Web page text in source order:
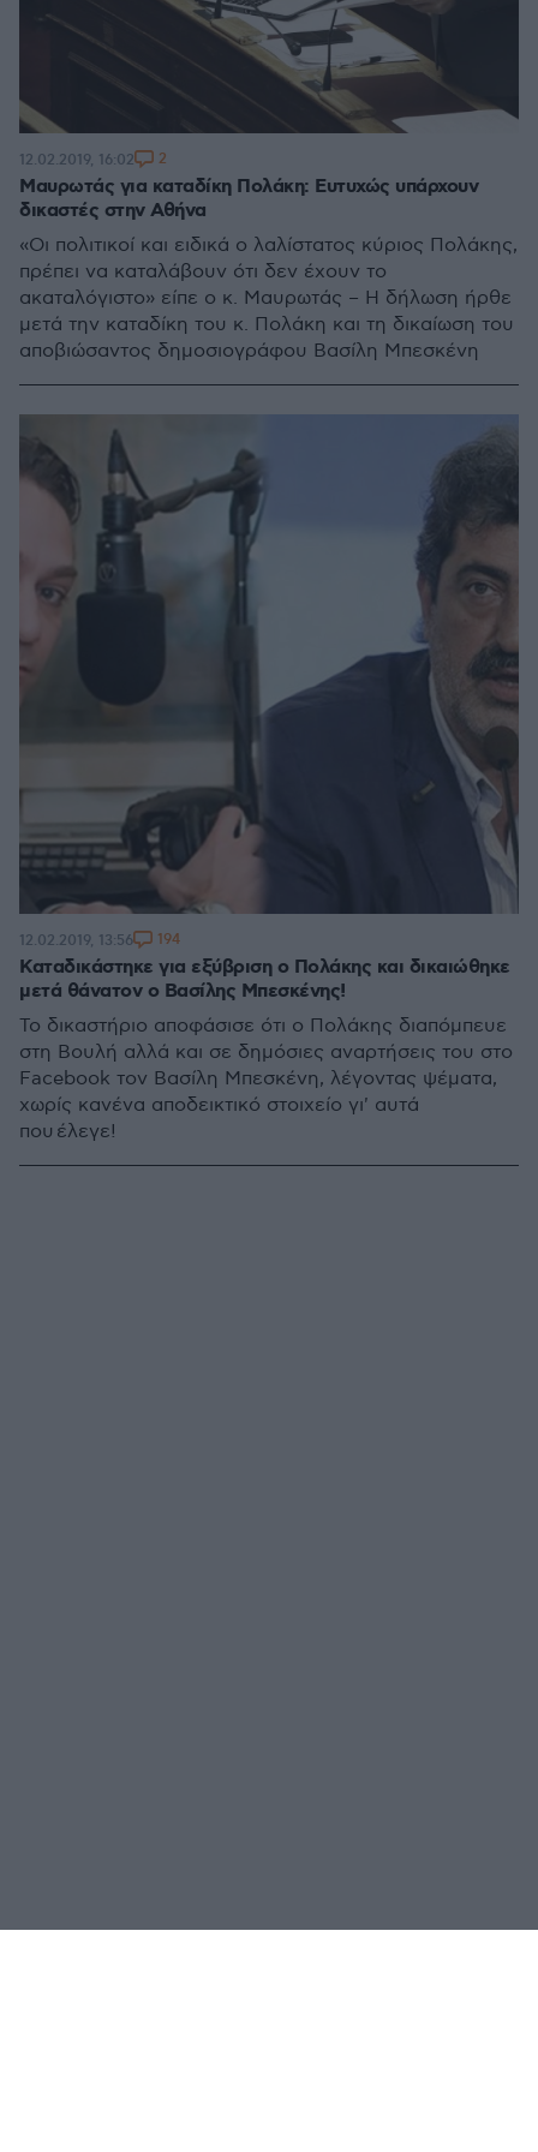
Μαυρωτάς για καταδίκη Πολάκη: Ευτυχώς υπάρχουν
δικαστές στην Αθήνα
«Οι πολιτικοί και ειδικά ο λαλίστατος κύριος Πολάκης,
πρέπει να καταλάβουν ότι δεν έχουν το
ακαταλόγιστο» είπε ο κ. Μαυρωτάς – Η δήλωση ήρθε
μετά την καταδίκη του κ. Πολάκη και τη δικαίωση του
αποβιώσαντος δημοσιογράφου Βασίλη Μπεσκένη
12.02.2019, 16:02 2
Καταδικάστηκε για εξύβριση ο Πολάκης και δικαιώθηκε
μετά θάνατον ο Βασίλης Μπεσκένης!
Το δικαστήριο αποφάσισε ότι ο Πολάκης διαπόμπευε
στη Βουλή αλλά και σε δημόσιες αναρτήσεις του στο
Facebook τον Βασίλη Μπεσκένη, λέγοντας ψέματα,
χωρίς κανένα αποδεικτικό στοιχείο γι' αυτά
που έλεγε!
12.02.2019, 13:56 194